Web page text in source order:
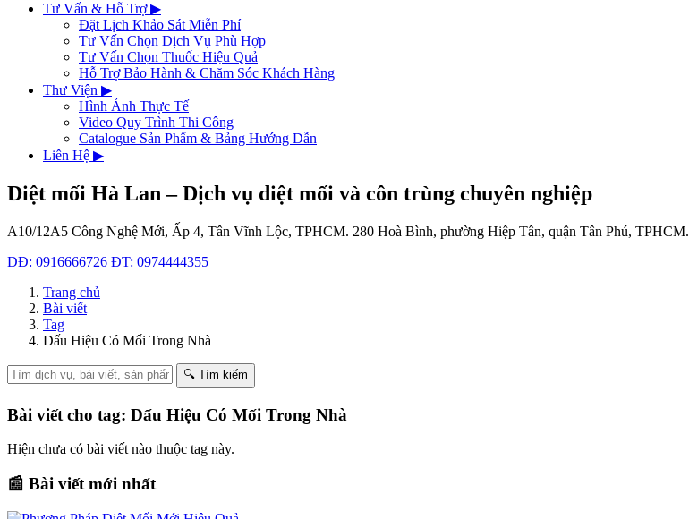
Tư Vấn & Hỗ Trợ▶
Đặt Lịch Khảo Sát Miễn Phí
Tư Vấn Chọn Dịch Vụ Phù Hợp
Tư Vấn Chọn Thuốc Hiệu Quả
Hỗ Trợ Bảo Hành & Chăm Sóc Khách Hàng
Thư Viện ▶
Hình Ảnh Thực Tế
Video Quy Trình Thi Công
Catalogue Sản Phẩm & Bảng Hướng Dẫn
Liên Hệ ▶
Diệt mối Hà Lan – Dịch vụ diệt mối và côn trùng chuyên nghiệp
A10/12A5 Công Nghệ Mới, Ấp 4, Tân Vĩnh Lộc, TPHCM. 280 Hoà Bình, phường Hiệp Tân, quận Tân Phú, TPHCM.
DĐ: 0916666726 ĐT: 0974444355
Trang chủ
Bài viết
Tag
Dấu Hiệu Có Mối Trong Nhà
🔍 Tìm kiếm
Bài viết cho tag: Dấu Hiệu Có Mối Trong Nhà
Hiện chưa có bài viết nào thuộc tag này.
📰 Bài viết mới nhất